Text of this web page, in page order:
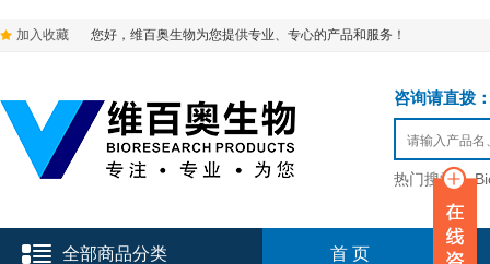
加入收藏 您好，维百奥生物为您提供专业、专心的产品和服务！
咨询请直拨
热门搜索：
全部商品分类 首 页